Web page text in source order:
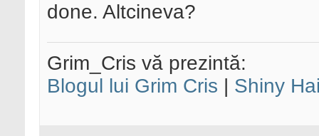
done. Altcineva?
Grim_Cris vă prezintă:
Blogul lui Grim Cris
Shiny